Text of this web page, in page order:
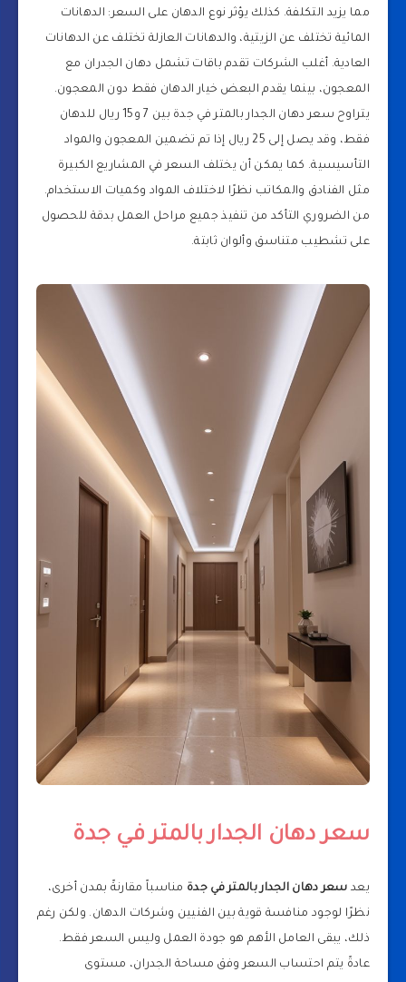
مما يزيد التكلفة. كذلك يؤثر نوع الدهان على السعر: الدهانات
المائية تختلف عن الزيتية، والدهانات العازلة تختلف عن الدهانات
العادية. أغلب الشركات تقدم باقات تشمل دهان الجدران مع
المعجون، بينما يقدم البعض خيار الدهان فقط دون المعجون.
يتراوح سعر دهان الجدار بالمتر في جدة بين 7 و15 ريال للدهان
فقط، وقد يصل إلى 25 ريال إذا تم تضمين المعجون والمواد
التأسيسية. كما يمكن أن يختلف السعر في المشاريع الكبيرة
مثل الفنادق والمكاتب نظرًا لاختلاف المواد وكميات الاستخدام.
من الضروري التأكد من تنفيذ جميع مراحل العمل بدقة للحصول
على تشطيب متناسق وألوان ثابتة.
سعر دهان الجدار بالمتر في جدة
يعد سعر دهان الجدار بالمتر في جدة مناسباً مقارنةً بمدن أخرى،
نظرًا لوجود منافسة قوية بين الفنيين وشركات الدهان. ولكن رغم
ذلك، يبقى العامل الأهم هو جودة العمل وليس السعر فقط.
عادةً يتم احتساب السعر وفق مساحة الجدران، مستوى